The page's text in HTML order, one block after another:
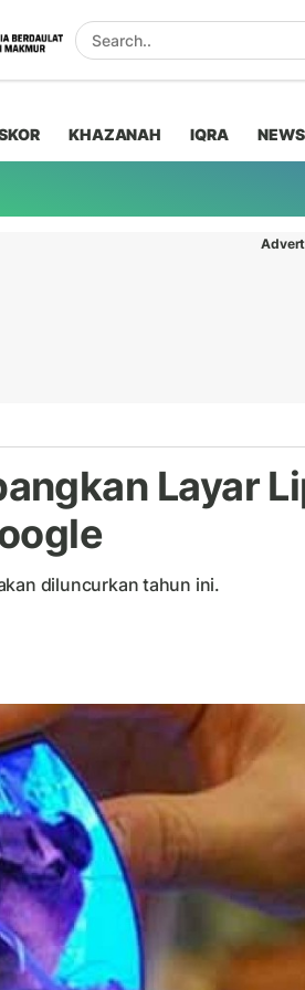
KHAZANAH IQRA NEWS
Layar
diluncurkan tahun ini.